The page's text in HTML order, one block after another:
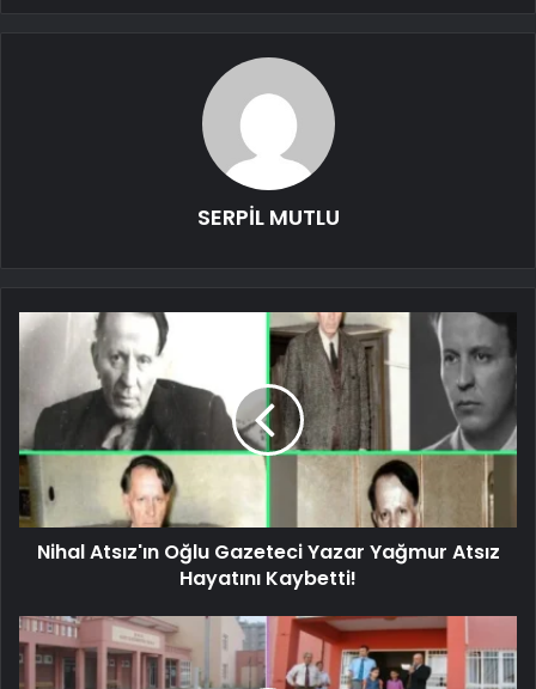
SERPİL MUTLU
Nihal Atsız'ın Oğlu Gazeteci Yazar Yağmur Atsız
Hayatını Kaybetti!